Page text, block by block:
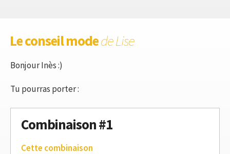
Le conseil modede Lise
Bonjour Inès :)
Tu pourras porter :
Combinaison #1
Cette combinaison